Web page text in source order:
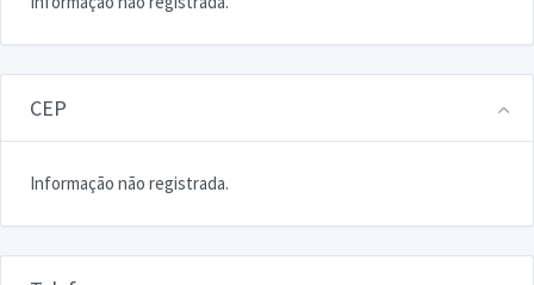
CEP
Informação não registrada.